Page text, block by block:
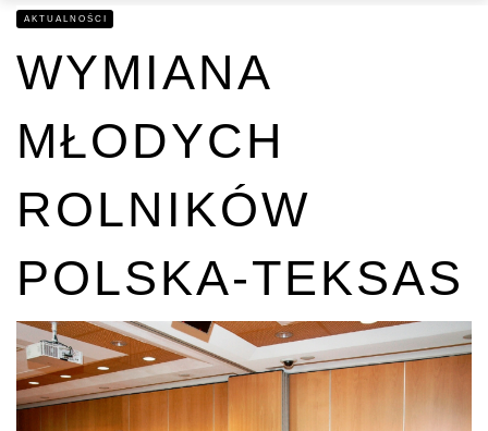
AKTUALNOŚCI
WYMIANA
MŁODYCH
ROLNIKÓW
POLSKA-TEKSAS